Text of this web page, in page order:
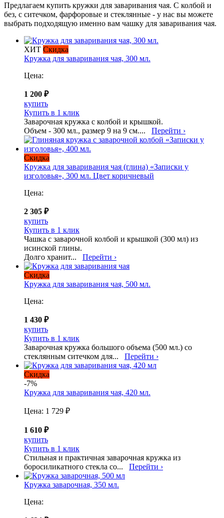
Предлагаем купить кружки для заваривания чая. С колбой и
без, с ситечком, фарфоровые и стеклянные - у нас вы можете
выбрать подходящую именно вам чашку для заваривания чая.
ХИТ Скидка
Кружка для заваривания чая, 300 мл.
Цена:
1 200 ₽
купить
Купить в 1 клик
Заварочная кружка с колбой и крышкой.
Объем - 300 мл., размер 9 на 9 см.... Перейти ›
Скидка
Кружка для заваривания чая (глина) «Записки у
изголовья», 300 мл. Цвет коричневый
Цена:
2 305 ₽
купить
Купить в 1 клик
Чашка с заварочной колбой и крышкой (300 мл) из
исинской глины.
Долго хранит... Перейти ›
Скидка
Кружка для заваривания чая, 500 мл.
Цена:
1 430 ₽
купить
Купить в 1 клик
Заварочная кружка большого объема (500 мл.) со
стеклянным ситечком для... Перейти ›
Скидка
-7%
Кружка для заваривания чая, 420 мл.
Цена: 1 729 ₽
1 610 ₽
купить
Купить в 1 клик
Стильная и практичная заварочная кружка из
боросиликатного стекла со... Перейти ›
Кружка заварочная, 350 мл.
Цена: